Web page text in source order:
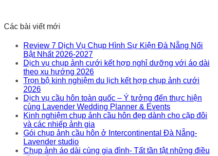
Các bài viết mới
Review 7 Dịch Vụ Chụp Hình Sự Kiện Đà Nẵng Nổi
Bật Nhất 2026-2027
Dịch vụ chụp ảnh cưới kết hợp nghỉ dưỡng với áo dài
theo xu hướng 2026
Trọn bộ kinh nghiệm du lịch kết hợp chụp ảnh cưới
2026
Dịch vụ cầu hôn toàn quốc – Ý tưởng đến thực hiện
cùng Lavender Wedding Planner & Events
Kinh nghiệm chụp ảnh cầu hôn đẹp dành cho cặp đôi
và các nhiếp ảnh gia
Gói chụp ảnh cầu hôn ở Intercontinental Đà Nẵng-
Lavender studio
Chụp ảnh áo dài cùng gia đình- Tất tần tật những điều